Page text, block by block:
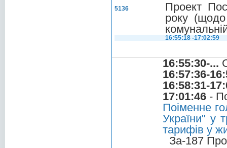
5136
Проект
року
16:55:18 -17:02:59
16:55:30-...
16:57:36-
16:58:31-
17:01:46 -
Поіменне
України" у
тарифів у
За-187